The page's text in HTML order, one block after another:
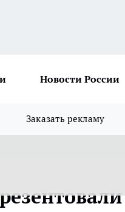
Новости России
Заказать рекламу